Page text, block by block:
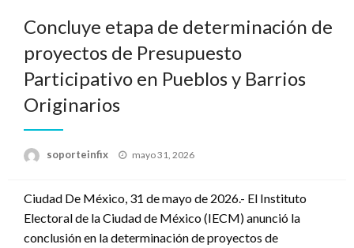
Concluye etapa de determinación de
proyectos de Presupuesto
Participativo en Pueblos y Barrios
Originarios
soporteinfix
Publicado
mayo 31, 2026
Ciudad De México, 31 de mayo de 2026.- El Instituto
Electoral de la Ciudad de México (IECM) anunció la
conclusión en la determinación de proyectos de